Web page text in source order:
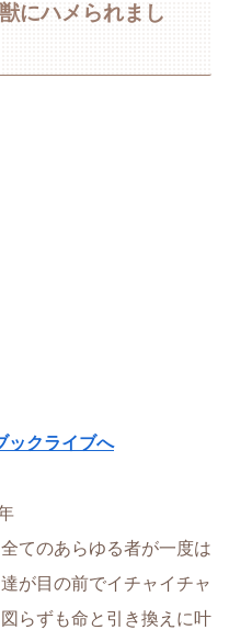
にハメられまし
ックライブへ
てのあらゆる者が一度は
が目の前でイチャイチャ
らずも命と引き換えに叶